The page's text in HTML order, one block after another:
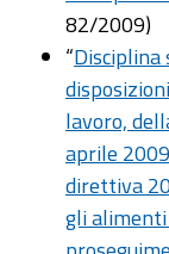
82/2009)
“
lavoro,
aprile
direttiva
gli